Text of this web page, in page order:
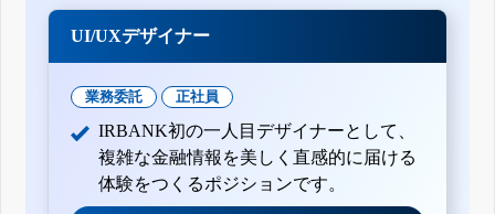
UI/UXデザイナー
業務委託 正社員
IRBANK初の一人目デザイナーとして、
複雑な金融情報を美しく直感的に届ける
体験をつくるポジションです。